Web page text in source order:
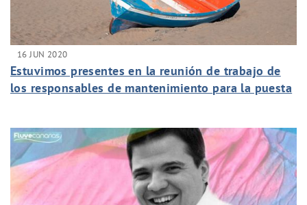
16 JUN 2020
Estuvimos presentes en la reunión de trabajo de
los responsables de mantenimiento para la puesta